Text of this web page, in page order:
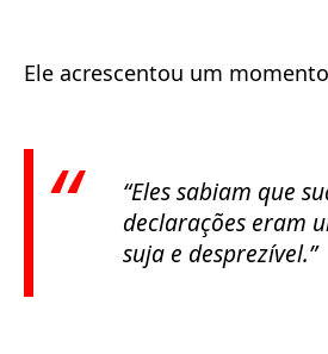
Ele acrescentou um
“Eles sabiam que
declarações eram
suja e desprezível.”